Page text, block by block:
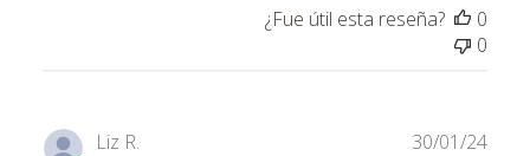
¿Fue útil esta reseña?
0
0
Liz R. 30/01/24